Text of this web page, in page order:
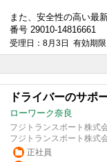
また、安全性の高い最
番号 29010-14816661
受理日：8月3日 有効期
ドライバーのサ
ローワーク奈良
フジトランスポート株式
フジトランスポート株
正社員